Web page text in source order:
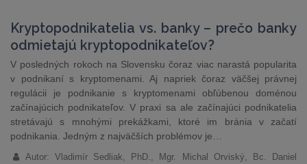
Kryptopodnikatelia vs. banky – prečo banky
odmietajú kryptopodnikateľov?
V posledných rokoch na Slovensku čoraz viac narastá popularita
v podnikaní s kryptomenami. Aj napriek čoraz väčšej právnej
regulácii je podnikanie s kryptomenami obľúbenou doménou
začínajúcich podnikateľov. V praxi sa ale začínajúci podnikatelia
stretávajú s mnohými prekážkami, ktoré im bránia v začatí
podnikania. Jedným z najväčších problémov je…
Autor: Vladimír Sedliak, PhD., Mgr. Michal Orviský, Bc. Daniel